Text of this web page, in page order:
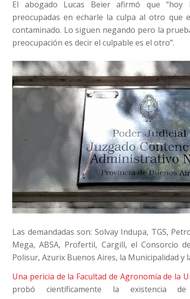
El abogado Lucas Beier afirmó que “hoy
preocupadas en echarle la culpa al otro que
contaminado. Lo siguen negando pero la
preocupación es decir el culpable es el otro”.
Las demandadas son: Solvay Indupa, TGS,
Mega, ABSA, Profertil, Cargill, el Consorcio
Polisur, Azurix Buenos Aires, la Municipalidad y
Una pericia de la Facultad de Agronomía de la
probó científicamente la existencia de